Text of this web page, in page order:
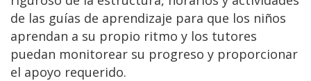
de las guías de aprendizaje para que los niños
aprendan a su propio ritmo y los tutores
puedan monitorear su progreso y proporcionar
el apoyo requerido.